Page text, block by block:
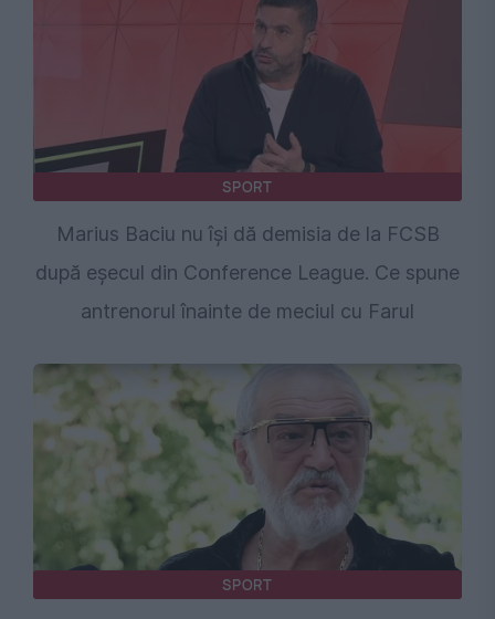
SPORT
Marius Baciu nu își dă demisia de la FCSB
după eșecul din Conference League. Ce spune
antrenorul înainte de meciul cu Farul
SPORT